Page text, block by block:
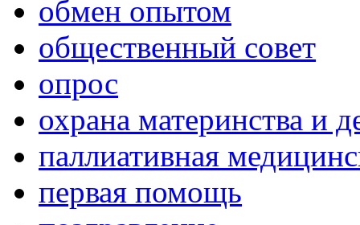
обмен опытом
общественный совет
опрос
охрана материнства и
паллиативная
первая помощь